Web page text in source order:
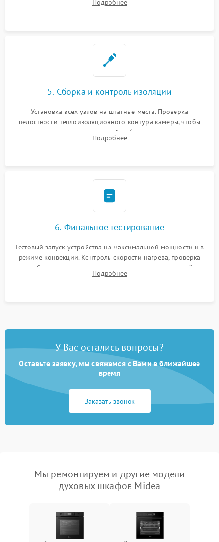
выгоревших реле, восстановление контактов и замена
Подробнее
5. Сборка и контроль изоляции
Установка всех узлов на штатные места. Проверка
целостности теплоизоляционного контура камеры, чтобы
исключить перегрев кухонной мебели и потерю тепла.
Надежная фиксация клемм и сборка корпуса шкафа.
Подробнее
6. Финальное тестирование
Тестовый запуск устройства на максимальной мощности и в
режиме конвекции. Контроль скорости нагрева, проверка
срабатывания термостата при достижении заданной
температуры и тест на отсутствие утечек тока.
Подробнее
У Вас остались вопросы?
Оставьте заявку, мы свяжемся с Вами в ближайшее
время
Заказать звонок
Мы ремонтируем и другие модели
духовых шкафов Midea